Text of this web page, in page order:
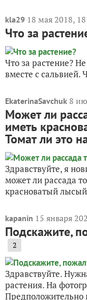
kla29 18 мая 2018,
Что за
Что за растение?
вместе с сальвией.
EkaterinaSavchuk 8
Может ли
иметь
Томат ли это
Здравствуйте, я
может ли рассада
красноватый лысый
kapanin 15 января
Подскажите,
2
Здравствуйте.
растения. На
Предположительно